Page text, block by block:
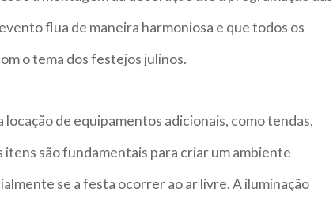
flua de maneira harmoniosa e que todos os
o tema dos festejos julinos.
locação de equipamentos adicionais, como tendas,
itens são fundamentais para criar um ambiente
se a festa ocorrer ao ar livre. A iluminação